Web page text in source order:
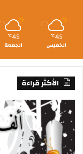
45
℃
الخميس
45
℃
الجمعة
الأكثر قراءة